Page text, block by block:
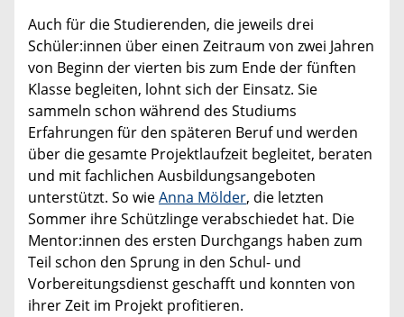
Auch für die Studierenden, die jeweils drei
Schüler:innen über einen Zeitraum von zwei Jahren
von Beginn der vierten bis zum Ende der fünften
Klasse begleiten, lohnt sich der Einsatz. Sie
sammeln schon während des Studiums
Erfahrungen für den späteren Beruf und werden
über die gesamte Projektlaufzeit begleitet, beraten
und mit fachlichen Ausbildungsangeboten
unterstützt. So wieAnna Mölder, die letzten
Sommer ihre Schützlinge verabschiedet hat. Die
Mentor:innen des ersten Durchgangs haben zum
Teil schon den Sprung in den Schul- und
Vorbereitungsdienst geschafft und konnten von
ihrer Zeit im Projekt profitieren.